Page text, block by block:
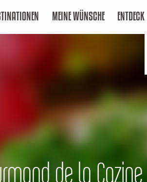
MEINE WÜNSCHE ENTDECKEN
de la Cazine